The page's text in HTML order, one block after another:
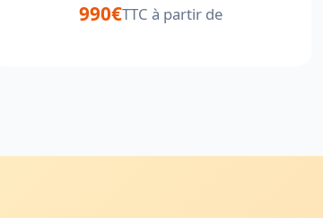
990€TTC à partir de